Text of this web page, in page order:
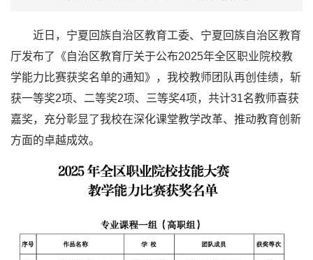
近日，宁夏回族自治区教育工委、宁夏回族自治区教育
厅发布了《自治区教育厅关于公布2025年全区职业院校教
学能力比赛获奖名单的通知》，我校教师团队再创佳绩，斩
获一等奖2项、二等奖2项、三等奖4项，共计31名教师喜获
嘉奖，充分彰显了我校在深化课堂教学改革、推动教育创新
方面的卓越成效。